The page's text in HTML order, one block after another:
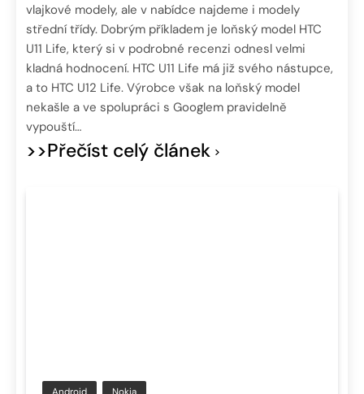
vlajkové modely, ale v nabídce najdeme i modely
střední třídy. Dobrým příkladem je loňský model HTC
U11 Life, který si v podrobné recenzi odnesl velmi
kladná hodnocení. HTC U11 Life má již svého nástupce,
a to HTC U12 Life. Výrobce však na loňský model
nekašle a ve spolupráci s Googlem pravidelně
vypouští…
>>Přečíst celý článek